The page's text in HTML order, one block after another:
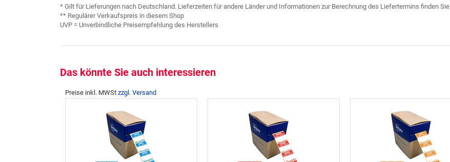
* Gilt für Lieferungen nach Deutschland. Lieferzeiten für andere Länder und Informationen zur Berechnung des Liefertermins finden Sie
** Regulärer Verkaufspreis in diesem Shop
UVP = Unverbindliche Preisempfehlung des Herstellers
Das könnte Sie auch interessieren
Preise inkl. MWSt zzgl. Versand